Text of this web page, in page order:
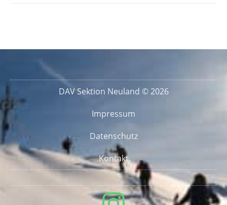
DAV Sektion Neuland © 2026
Impressum
Datenschutz
Kontakt